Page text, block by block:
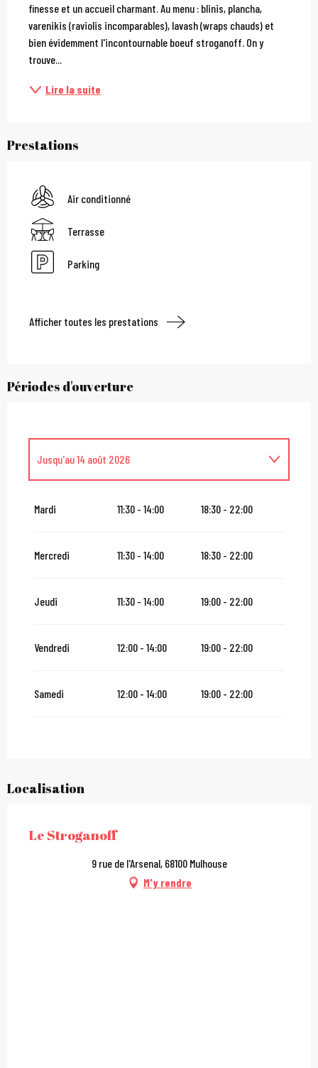
finesse et un accueil charmant. Au menu : blinis, plancha,
varenikis (raviolis incomparables), lavash (wraps chauds) et
bien évidemment l'incontournable boeuf stroganoff. On y
trouve...
Lire la suite
Prestations
Air conditionné
Terrasse
Parking
Afficher toutes les prestations
Périodes d'ouverture
Jusqu'au14 août 2026
Mardi 11:30 - 14:00 18:30 - 22:00
Mercredi 11:30 - 14:00 18:30 - 22:00
Jeudi 11:30 - 14:00 19:00 - 22:00
Vendredi 12:00 - 14:00 19:00 - 22:00
Samedi 12:00 - 14:00 19:00 - 22:00
Localisation
Le Stroganoff
9 rue de l'Arsenal, 68100 Mulhouse
M'y rendre